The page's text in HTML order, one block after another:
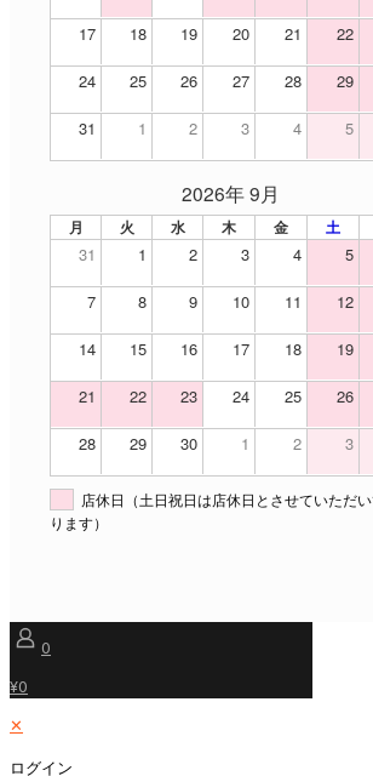
17 18 19 20 21 22
24 25 26 27 28 29
31 1 2 3 4 5
2026年 9月
月 火 水 木 金 土
31 1 2 3 4 5
7 8 9 10 11 12
14 15 16 17 18 19
21 22 23 24 25 26
28 29 30 1 2 3
店休日（土日祝日は店休日とさせていただ
ります）
0
¥0
✕
ログイン